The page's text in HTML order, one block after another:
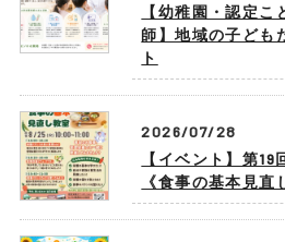
【幼稚園・認定こ
師】地域の子ども
ト
2026/07/28
【イベント】第
《食事の基本見直